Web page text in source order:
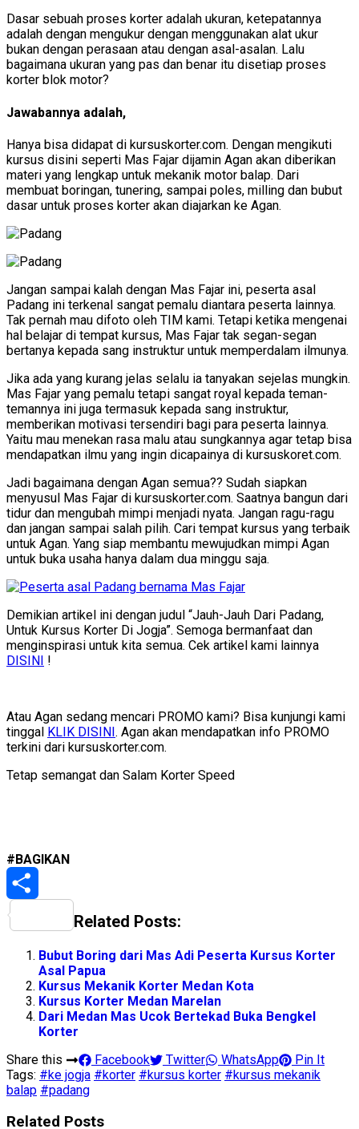
Dasar sebuah proses korter adalah ukuran, ketepatannya
adalah dengan mengukur dengan menggunakan alat ukur
bukan dengan perasaan atau dengan asal-asalan. Lalu
bagaimana ukuran yang pas dan benar itu disetiap proses
korter blok motor?
Jawabannya adalah,
Hanya bisa didapat di kursuskorter.com. Dengan mengikuti
kursus disini seperti Mas Fajar dijamin Agan akan diberikan
materi yang lengkap untuk mekanik motor balap. Dari
membuat boringan, tunering, sampai poles, milling dan bubut
dasar untuk proses korter akan diajarkan ke Agan.
Jangan sampai kalah dengan Mas Fajar ini, peserta asal
Padang ini terkenal sangat pemalu diantara peserta lainnya.
Tak pernah mau difoto oleh TIM kami. Tetapi ketika mengenai
hal belajar di tempat kursus, Mas Fajar tak segan-segan
bertanya kepada sang instruktur untuk memperdalam ilmunya.
Jika ada yang kurang jelas selalu ia tanyakan sejelas mungkin.
Mas Fajar yang pemalu tetapi sangat royal kepada teman-
temannya ini juga termasuk kepada sang instruktur,
memberikan motivasi tersendiri bagi para peserta lainnya.
Yaitu mau menekan rasa malu atau sungkannya agar tetap bisa
mendapatkan ilmu yang ingin dicapainya di kursuskoret.com.
Jadi bagaimana dengan Agan semua?? Sudah siapkan
menyusul Mas Fajar di kursuskorter.com. Saatnya bangun dari
tidur dan mengubah mimpi menjadi nyata. Jangan ragu-ragu
dan jangan sampai salah pilih. Cari tempat kursus yang terbaik
untuk Agan. Yang siap membantu mewujudkan mimpi Agan
untuk buka usaha hanya dalam dua minggu saja.
Demikian artikel ini dengan judul “Jauh-Jauh Dari Padang,
Untuk Kursus Korter Di Jogja”. Semoga bermanfaat dan
menginspirasi untuk kita semua. Cek artikel kami lainnya
DISINI !
Atau Agan sedang mencari PROMO kami? Bisa kunjungi kami
tinggal KLIK DISINI. Agan akan mendapatkan info PROMO
terkini dari kursuskorter.com.
Tetap semangat dan Salam Korter Speed
#BAGIKAN
Share
Related Posts:
Bubut Boring dari Mas Adi Peserta Kursus Korter
Asal Papua
Kursus Mekanik Korter Medan Kota
Kursus Korter Medan Marelan
Dari Medan Mas Ucok Bertekad Buka Bengkel
Korter
Share this
Facebook Twitter WhatsApp
Pin It
Tags: #ke jogja #korter #kursus korter #kursus mekanik
balap #padang
Related Posts